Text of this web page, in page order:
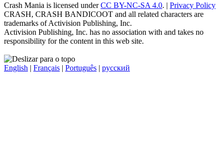
Crash Mania is licensed underCC BY-NC-SA 4.0. | Privacy Policy
CRASH, CRASH BANDICOOT and all related characters are
trademarks of Activision Publishing, Inc.
Activision Publishing, Inc. has no association with and takes no
responsibility for the content in this web site.
English | Français | Português | русский